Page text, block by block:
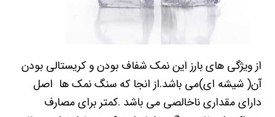
از ویژگی های بارز این نمک شفاف بودن و کریستالی بودن
آن( شیشه ای)می باشد.از انجا که سنگ نمک ها اصل
دارای مقداری ناخالصی می باشد .کمتر برای مصارف